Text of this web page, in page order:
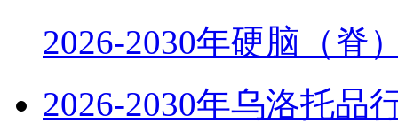
2026-2030年硬脑（脊
2026-2030年乌洛托品